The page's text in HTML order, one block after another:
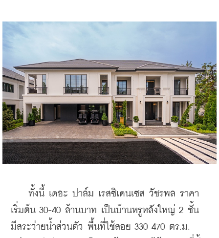
ทั้งนี้ เดอะ ปาล์ม เรสซิเดนเซส วัชรพล ราคา
เริ่มต้น 30-40 ล้านบาท เป็นบ้านหรูหลังใหญ่ 2 ชั้น
มีสระว่ายน้ำส่วนตัว พื้นที่ใช้สอย 330-470 ตร.ม.